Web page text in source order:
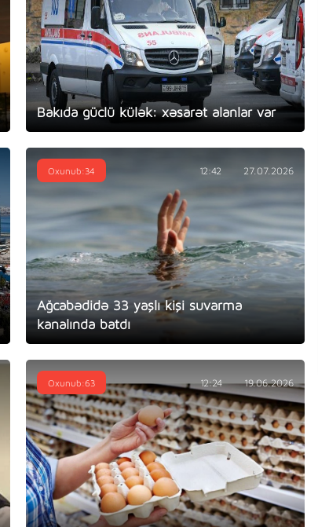
Bakıda güclü külək: xəsarət alanlar var
Ağcabədidə 33 yaşlı kişi suvarma
kanalında batdı
Oxunub:34 12:42 27.07.2026
Oxunub:63 12:24 19.06.2026